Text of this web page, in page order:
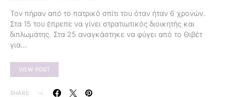
Τον πήραν από το πατρικό σπίτι του όταν ήταν 6 χρονών.
Στα 15 του έπρεπε να γίνει στρατιωτικός διοικητής και
διπλωμάτης. Στα 25 αναγκάστηκε να φύγει από το Θιβέτ
για…
VIEW POST
SHARE